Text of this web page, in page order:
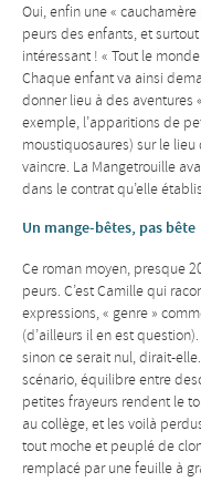
Oui, enfin une «
peurs des enfants, et
intéressant ! « Tout le
Chaque enfant va ainsi
donner lieu à des aventures
exemple, l’apparitions de
moustiquosaures) sur le
vaincre. La Mangetrouille
dans le contrat qu’elle
Un mange-bêtes, pas bête
Ce roman moyen, presque
peurs. C’est Camille qui
expressions, « genre »
(d’ailleurs il en est
sinon ce serait nul, dirait-
scénario, équilibre entre
petites frayeurs rendent le
au collège, et les voilà
tout moche et peuplé de
remplacé par une feuille à